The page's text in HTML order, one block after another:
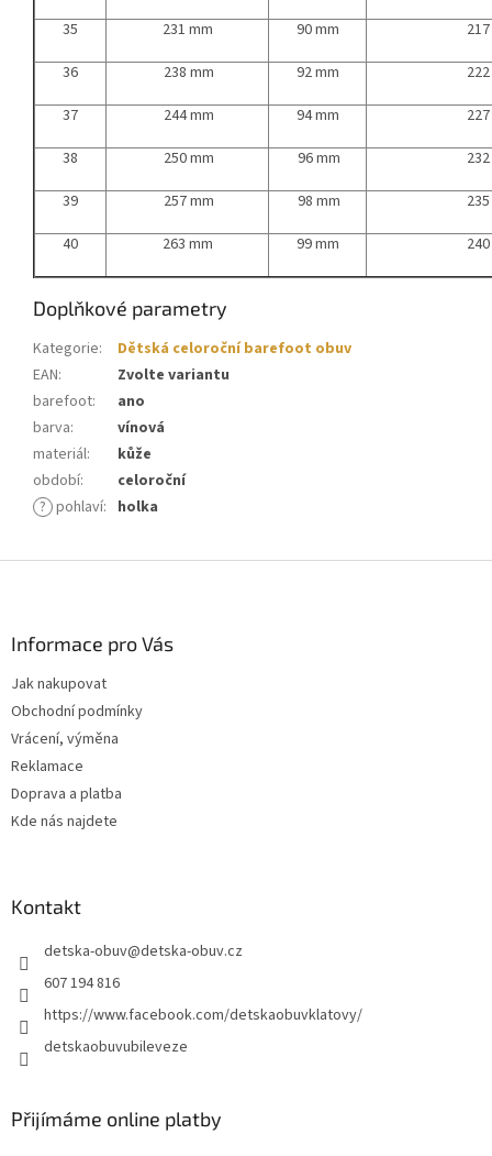
35 231 mm 90 mm
36
238 mm 92 mm
37
244 mm 94 mm
38
250 mm 96 mm
39
257 mm 98 mm
40
263 mm 99 mm
Doplňkové parametry
Kategorie:
Dětská celoroční barefoot obuv
EAN:
Zvolte variantu
barefoot:
ano
barva:
vínová
materiál:
kůže
období:
celoroční
? pohlaví: holka
Informace pro Vás
Jak nakupovat
Obchodní podmínky
Vrácení, výměna
Reklamace
Doprava a platba
Kde nás najdete
Kontakt
detska-obuv@detska-obuv.cz
607 194 816
https://www.facebook.com/detskaobuvklatovy/
detskaobuvubileveze
Přijímáme online platby